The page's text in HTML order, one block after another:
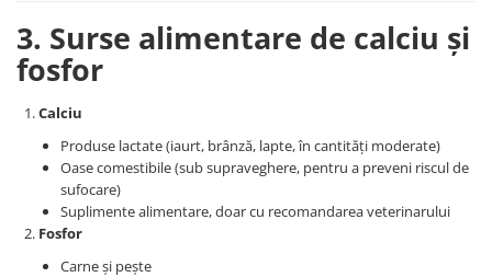
3. Surse alimentare de calciu și
fosfor
Calciu
Produse lactate (iaurt, brânză, lapte, în cantități moderate)
Oase comestibile (sub supraveghere, pentru a preveni riscul de
sufocare)
Suplimente alimentare, doar cu recomandarea veterinarului
Fosfor
Carne și pește